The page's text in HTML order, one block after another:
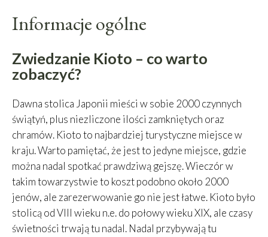
Informacje ogólne
Zwiedzanie Kioto – co warto
zobaczyć?
Dawna stolica Japonii mieści w sobie 2000 czynnych
świątyń, plus niezliczone ilości zamkniętych oraz
chramów. Kioto to najbardziej turystyczne miejsce w
kraju. Warto pamiętać, że jest to jedyne miejsce, gdzie
można nadal spotkać prawdziwą gejszę. Wieczór w
takim towarzystwie to koszt podobno około 2000
jenów, ale zarezerwowanie go nie jest łatwe. Kioto było
stolicą od VIII wieku n.e. do połowy wieku XIX, ale czasy
świetności trwają tu nadal. Nadal przybywają tu